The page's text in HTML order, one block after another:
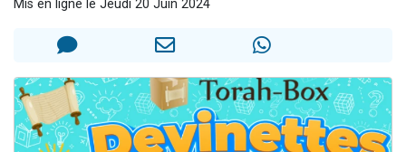
12 nouvelles musiques dans Torah-Box Music
2 personnes viennent de nous rejoindre sur WhatsApp
2 personnes viennent de nous rejoindre sur WhatsApp
Mis en ligne le Jeudi 20 Juin 2024